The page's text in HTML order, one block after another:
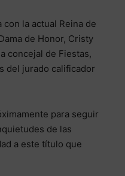
la actual Reina de
de Honor, Cristy
concejal de Fiestas,
del jurado calificador
para seguir
de las
a este título que